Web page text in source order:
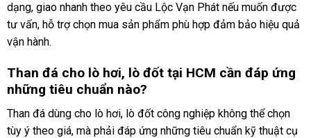
dạng, giao nhanh theo yêu cầu Lộc Vạn Phát nếu muốn được
tư vấn, hỗ trợ chọn mua sản phẩm phù hợp đảm bảo hiệu quả
vận hành.
Than đá cho lò hơi, lò đốt tại HCM cần đáp ứng
những tiêu chuẩn nào?
Than đá dùng cho lò hơi, lò đốt công nghiệp không thể chọn
tùy ý theo giá, mà phải đáp ứng những tiêu chuẩn kỹ thuật cụ